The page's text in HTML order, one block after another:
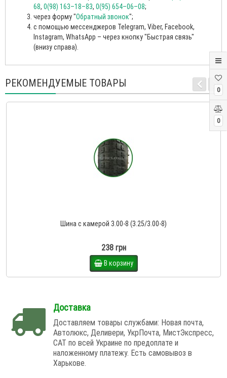
0
0
68, 0(98) 163–18–83, 0(95) 654–06–08;
через форму "Обратный звонок";
с помощью мессенджеров Telegram, Viber, Facebook,
Instagram, WhatsApp – через кнопку "Быстрая связь"
(внизу справа).
РЕКОМЕНДУЕМЫЕ ТОВАРЫ
Шина с камерой 3.00-8 (3.25/3.00-8)
238 грн
В корзину
Доставка
Доставляем товары службами: Новая почта,
Автолюкс, Деливери, УкрПочта, МистЭкспресс,
САТ по всей Украине по предоплате и
наложенному платежу. Есть самовывоз в
Харькове.